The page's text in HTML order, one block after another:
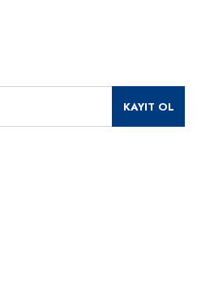
KAYIT OL